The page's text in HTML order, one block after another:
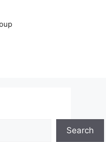
Search